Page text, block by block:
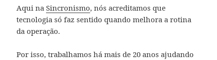
Aqui naSincronismo, nós acreditamos que
tecnologia só faz sentido quando melhora a rotina
da operação.
Por isso, trabalhamos há mais de 20 anos ajudando